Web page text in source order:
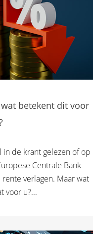
betekent dit voor
de krant gelezen of op
Centrale Bank
verlagen. Maar wat
voor u?...